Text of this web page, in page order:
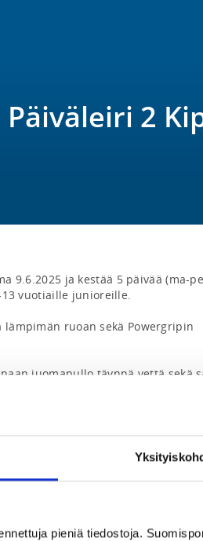
pieniä tiedostoja.
2
9.6.2025 ja kestää 5 päivää (ma-
vuotiaille junioreille.
ruoan sekä Powergripin
juomapullo täynnä vettä sekä
välineet ovat suositeltavia
tarvittaessa.
Cafe -ravintolassa maukkaan
9€, eli 45€/viikko SISÄLTYY